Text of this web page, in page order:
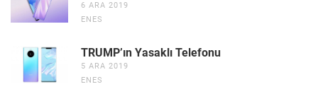
6 ARA 2019
ENES
TRUMP’ın Yasaklı Telefonu
5 ARA 2019
ENES